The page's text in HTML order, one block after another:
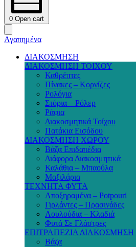
0 Open cart
Αγαπημένα
ΔΙΑΚΟΣΜΗΣΗ
ΔΙΑΚΟΣΜΗΣΗ ΤΟΙΧΟΥ
Καθρέπτες
Πίνακες – Κορνίζες
Ρολόγια
Στόρια – Ρόλερ
Ράφια
Διακοσμητικά Τοίχου
Πατάκια Εισόδου
ΔΙΑΚΟΣΜΗΣΗ ΧΩΡΟΥ
Βάζα Επιδαπέδια
Διάφορα Διακοσμητικά
Καλάθια – Μπαούλα
Μαξιλάρια
ΤΕΧΝΗΤΑ ΦΥΤΑ
Αποξηραμένα – Potpouri
Γιρλάντες – Πρασινάδες
Λουλούδια – Κλαδιά
Φυτά Σε Γλάστρες
ΕΠΙΤΡΑΠΕΖΙΑ ΔΙΑΚΟΣΜΗΣΗ
Βάζα